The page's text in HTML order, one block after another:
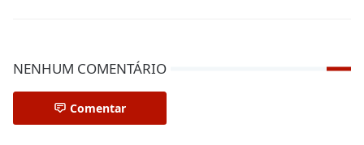
NENHUM COMENTÁRIO
Comentar